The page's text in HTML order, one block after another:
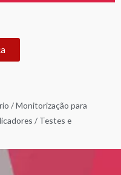
/Monitorização para
/ Testes e